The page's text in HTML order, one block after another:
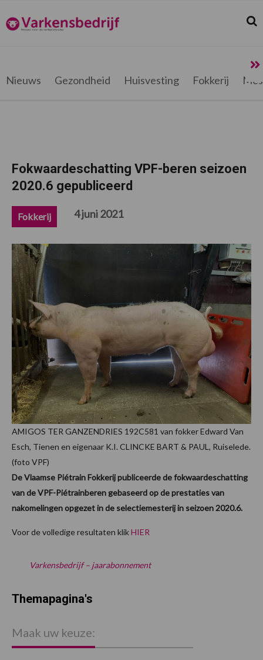
de
hoofdnavigatie
de
hoofd
de
eerste
de
voettekst
Varkensbedrijf.be
Nieuws Gezondheid Huisvesting Fokkerij
Fokwaardeschatting VPF-beren seizoen
2020.6 gepubliceerd
Fokkerij 4 juni 2021
AMIGOS TER GANZENDRIES 192C581 van fokker Edward Van
Esch, Tienen en eigenaar K.I. CLINCKE BART & PAUL, Ruiselede.
(foto VPF)
De Vlaamse Piétrain Fokkerij publiceerde de fokwaardeschatting
van de VPF-Piétrainberen gebaseerd op de prestaties van
nakomelingen opgezet in de selectiemesterij in seizoen 2020.6.
Voor de volledige resultaten klikHIER
Varkensbedrijf – jaarabonnement
Themapagina's
Maak uw keuze: